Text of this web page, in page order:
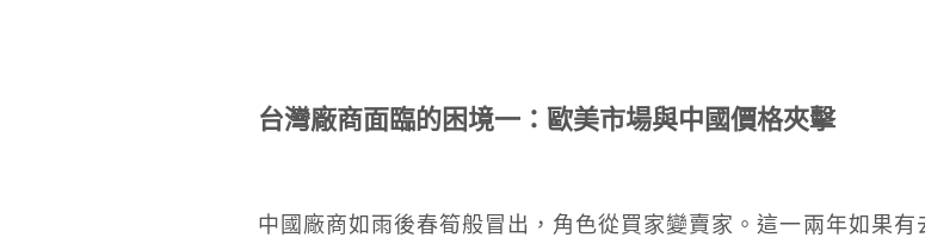
台灣廠商面臨的困境一：歐美市場與中國價格夾擊
中國廠商如雨後春筍般冒出，角色從買家變賣家。這一兩年如果